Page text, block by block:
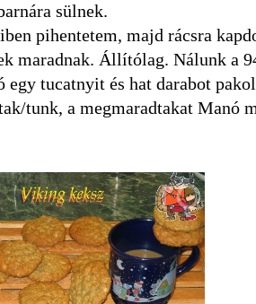
sülnek.
pihentetem, majd rácsra
maradnak. Állítólag. Nálunk a
tucatnyit és hat darabot
tunk, a megmaradtakat Manó